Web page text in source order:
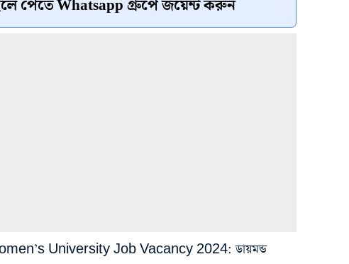
পেতে Whatsapp গ্রুপে জয়েন্ট করুন
University Job Vacancy 2024: ডায়মন্ড